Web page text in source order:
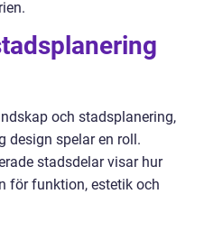
och stadsplanering,
design spelar en roll.
stadsdelar visar hur
för funktion, estetik och